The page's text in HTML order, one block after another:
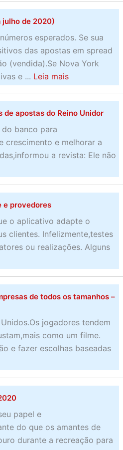
o
u
t
M
e
l
h
o
r
e
s
e
p
r
e
s
a
s
e
s
e
u
r
o
a
u
t
o
m
o
julho de 2020)
esperados. Se sua
das apostas em spread
(vendida).Se Nova York
e ... Leia maisa
o
u
M
e
h
o
M
o
u
e
p
a
a
J
o
s
o
p
apostas do Reino Unidor
banco para
crescimento e melhorar a
a revista: Ele não
e provedores
o aplicativo adapte o
clientes. Infelizmente,testes
ou realizações. Alguns
de todos os tamanhos –
jogadores tendem
como um filme.
e fazer escolhas baseadas
papel e
do que os amantes de
durante a recreação para